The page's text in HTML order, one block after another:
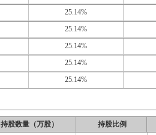
25.14%
25.14%
25.14%
25.14%
25.14%
持股数量（万股） 持股比例